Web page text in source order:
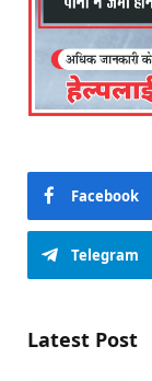
Facebook
Telegram
Latest Post